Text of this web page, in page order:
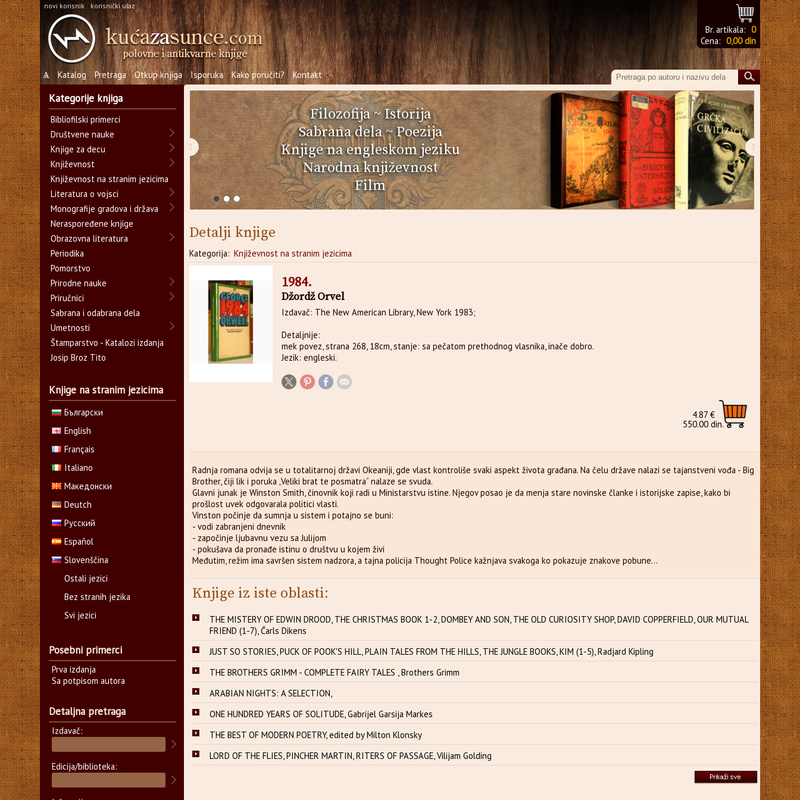
novi korisnik korisnički ulaz
Br. artikala: 0
Cena: 0,00 din
Ѧ Katalog Pretraga Otkup knjiga Isporuka Kako poručiti? Kontakt
Filozofija~Istorija
Sabrana dela~Poezija
Knjige na engleskom jeziku
Narodna književnost
Film
‹ ›
Detalji knjige
Kategorija: Književnost na stranim jezicima
1984.
Džordž Orvel
Izdavač: The New American Library, New York 1983;
Detaljnije:
mek povez, strana 268, 18cm, stanje: sa pečatom prethodnog vlasnika, inače dobro.
Jezik: engleski.
4.87 €
550.00 din.
Radnja romana odvija se u totalitarnoj državi Okeaniji, gde vlast kontroliše svaki aspekt života građana. Na čelu države nalazi se tajanstveni vođa - Big
Brother, čiji lik i poruka „Veliki brat te posmatra“ nalaze se svuda.
Glavni junak je Winston Smith, činovnik koji radi u Ministarstvu istine. Njegov posao je da menja stare novinske članke i istorijske zapise, kako bi
prošlost uvek odgovarala politici vlasti.
Vinston počinje da sumnja u sistem i potajno se buni:
- vodi zabranjeni dnevnik
- započinje ljubavnu vezu sa Julijom
- pokušava da pronađe istinu o društvu u kojem živi
Međutim, režim ima savršen sistem nadzora, a tajna policija Thought Police kažnjava svakoga ko pokazuje znakove pobune...
Knjige iz iste oblasti:
THE MISTERY OF EDWIN DROOD, THE CHRISTMAS BOOK 1-2, DOMBEY AND SON, THE OLD CURIOSITY SHOP, DAVID COPPERFIELD, OUR MUTUAL
FRIEND (1-7), Čarls Dikens
JUST SO STORIES, PUCK OF POOK'S HILL, PLAIN TALES FROM THE HILLS, THE JUNGLE BOOKS, KIM (1-5), Radjard Kipling
THE BROTHERS GRIMM - COMPLETE FAIRY TALES , Brothers Grimm
ARABIAN NIGHTS: A SELECTION,
ONE HUNDRED YEARS OF SOLITUDE, Gabrijel Garsija Markes
THE BEST OF MODERN POETRY, edited by Milton Klonsky
LORD OF THE FLIES, PINCHER MARTIN, RITERS OF PASSAGE, Vilijam Golding
Kategorije knjiga
Bibliofilski primerci
Društvene nauke
Knjige za decu
Književnost
Književnost na stranim jezicima
Literatura o vojsci
Monografije gradova i država
Neraspoređene knjige
Obrazovna literatura
Periodika
Pomorstvo
Prirodne nauke
Priručnici
Sabrana i odabrana dela
Umetnosti
Štamparstvo - Katalozi izdanja
Josip Broz Tito
Knjige na stranim jezicima
Български
English
Français
Italiano
Македонски
Deutch
Русский
Español
Slovenščina
Ostali jezici
Bez stranih jezika
Svi jezici
Posebni primerci
Prva izdanja
Sa potpisom autora
Detaljna pretraga
Izdavač:
Edicija/biblioteka: